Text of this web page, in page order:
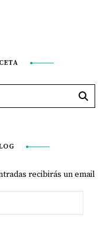
recibirás un email